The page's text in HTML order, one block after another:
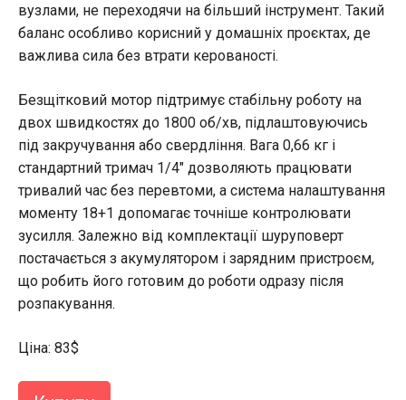
вузлами, не переходячи на більший інструмент. Такий
баланс особливо корисний у домашніх проєктах, де
важлива сила без втрати керованості.
Безщітковий мотор підтримує стабільну роботу на
двох швидкостях до 1800 об/хв, підлаштовуючись
під закручування або свердління. Вага 0,66 кг і
стандартний тримач 1/4″ дозволяють працювати
тривалий час без перевтоми, а система налаштування
моменту 18+1 допомагає точніше контролювати
зусилля. Залежно від комплектації шуруповерт
постачається з акумулятором і зарядним пристроєм,
що робить його готовим до роботи одразу після
розпакування.
Ціна: 83$